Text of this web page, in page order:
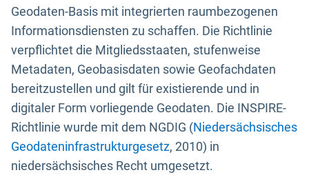
Geodaten-Basis mit integrierten raumbezogenen
Informationsdiensten zu schaffen. Die Richtlinie
verpflichtet die Mitgliedsstaaten, stufenweise
Metadaten, Geobasisdaten sowie Geofachdaten
bereitzustellen und gilt für existierende und in
digitaler Form vorliegende Geodaten. Die INSPIRE-
Richtlinie wurde mit dem NGDIG (Niedersächsisches
Geodateninfrastrukturgesetz, 2010) in
niedersächsisches Recht umgesetzt.